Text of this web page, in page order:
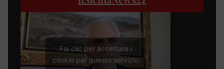
Fai clic per accettare i
cookie per questo servizio